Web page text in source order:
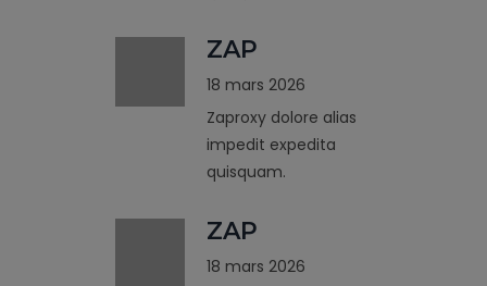
ZAP
18 mars 2026
Zaproxy dolore alias
impedit expedita
quisquam.
ZAP
18 mars 2026